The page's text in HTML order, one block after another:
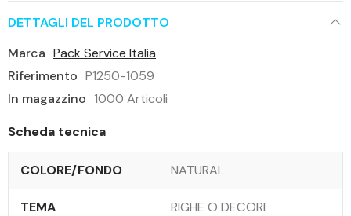
DETTAGLI DEL PRODOTTO
Marca Pack Service Italia
Riferimento P1250-1059
In magazzino 1000 Articoli
Scheda tecnica
COLORE/FONDO NATURAL
TEMA RIGHE O DECORI